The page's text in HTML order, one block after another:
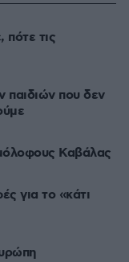
πότε τις
παιδιών που δεν
Καβάλας
για το «κάτι